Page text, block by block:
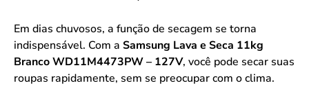
Em dias chuvosos, a função de secagem se torna
indispensável. Com a Samsung Lava e Seca 11kg
Branco WD11M4473PW – 127V, você pode secar suas
roupas rapidamente, sem se preocupar com o clima.